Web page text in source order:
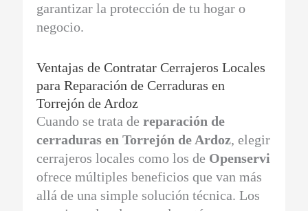
garantizar la protección de tu hogar o
negocio.
Ventajas de Contratar Cerrajeros Locales
para Reparación de Cerraduras en
Torrejón de Ardoz
Cuando se trata dereparación de
cerraduras en Torrejón de Ardoz, elegir
cerrajeros locales como los de Openservi
ofrece múltiples beneficios que van más
allá de una simple solución técnica. Los